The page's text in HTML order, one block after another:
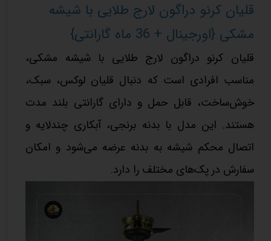
قلیان کرنو دراگون لارج طلایی با شیشه
مشکی {اورجینال + 36 ماه گارانتی}
قلیان کرنو دراگون لارج طلایی با شیشه مشکی،
مناسب افرادی است که دنبال قلیان لوکس، سبک،
خوش‌ساخت، قابل حمل و دارای گارانتی بلند مدت
هستند. این مدل با بدنه برنجی، آبکاری چندلایه و
اتصال محکم شیشه به بدنه عرضه می‌شود و امکان
سفارش در پک‌های مختلف را دارد.